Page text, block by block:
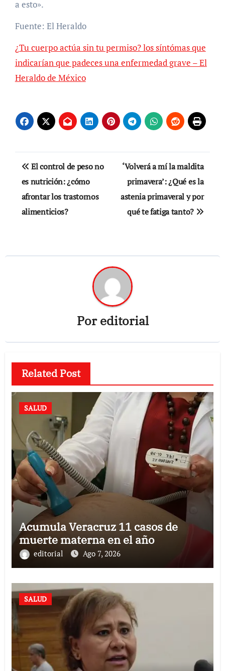
a esto».
Fuente: El Heraldo
¿Tu cuerpo actúa sin tu permiso? los síntómas que
indicarían que padeces una enfermedad grave – El
Heraldo de México
Navegación
de
entradas
El control de peso no
es nutrición: ¿cómo
afrontar los trastornos
alimenticios?
‘Volverá a mí la maldita
primavera’: ¿Qué es la
astenia primaveral y por
qué te fatiga tanto?
Poreditorial
Related Post
SALUD
Acumula Veracruz 11 casos de
muerte materna en el año
editorial Ago 7, 2026
SALUD